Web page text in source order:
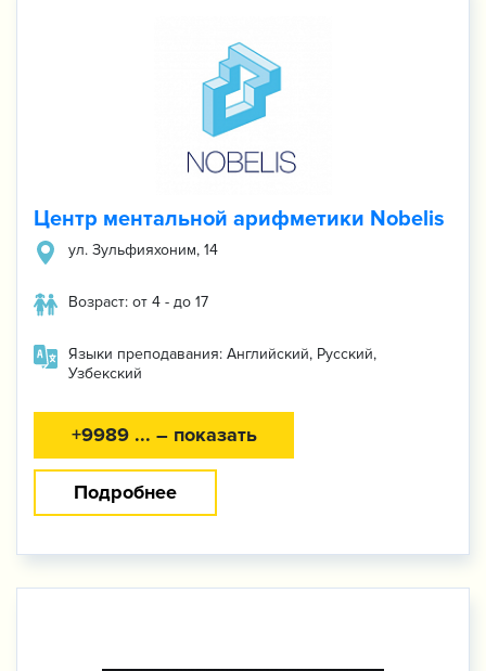
Центр ментальной арифметики Nobelis
ул. Зульфияхоним, 14
Возраст: от 4 - до 17
Языки преподавания: Английский, Русский,
Узбекский
+9989 ... – показать
Подробнее